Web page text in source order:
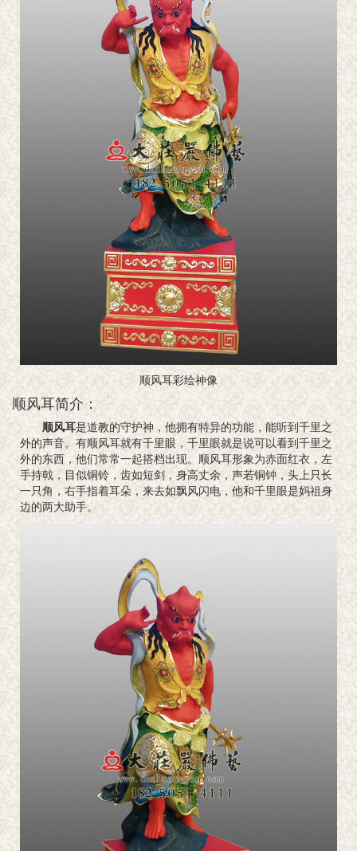
顺风耳彩绘神像
顺风耳简介：
顺风耳是道教的守护神，他拥有特异的功能，能听到千里之
外的声音。有顺风耳就有千里眼，千里眼就是说可以看到千里之
外的东西，他们常常一起搭档出现。顺风耳形象为赤面红衣，左
手持戟，目似铜铃，齿如短剑，身高丈余，声若铜钟，头上只长
一只角，右手指着耳朵，来去如飘风闪电，他和千里眼是妈祖身
边的两大助手。